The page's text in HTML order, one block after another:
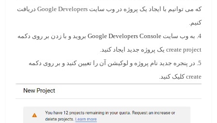
که می توانیم با ایجاد یک پروژه در وب سایت Google Developers دریافت
کنیم.
4. به وب سایت
Google Developers Console بروید و با زدن بر روی دکمه
create project یک پروژه جدید ایجاد کنید.
5. در پنجره جدید نام پروژه و لوکیشن آن را تعیین کنید و بر روی دکمه
createکلیک کنید.